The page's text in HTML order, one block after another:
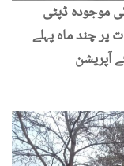
موجودہ ڈپٹی
پر چند ماہ پہلے
آپریشن